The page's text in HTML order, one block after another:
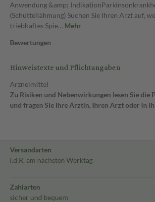
Anwendung &amp;
(Schüttellähmung) Suchen Sie Ihren Arzt auf,
triebhaftes Spie… Mehr
Bewertungen
Hinweistexte und Pflichtangaben
Arzneimittel
Zu Risiken und Nebenwirkungen lesen Sie die
und fragen Sie Ihre Ärztin, Ihren Arzt oder in
Versandarten
i.d.R. am nächsten Werktag
Zahlarten
sicher und bequem